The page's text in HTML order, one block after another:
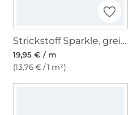
Strickstoff Sparkle, greige
19,95 € / m
(13,76 € / 1 m²)